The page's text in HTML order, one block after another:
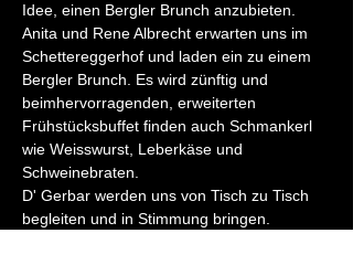
Idee, einen Bergler Brunch anzubieten.
Anita und Rene Albrecht erwarten uns im
Schettereggerhof und laden ein zu einem
Bergler Brunch. Es wird zünftig und
beimhervorragenden, erweiterten
Frühstücksbuffet finden auch Schmankerl
wie Weisswurst, Leberkäse und
Schweinebraten.
D' Gerbar werden uns von Tisch zu Tisch
begleiten und in Stimmung bringen.